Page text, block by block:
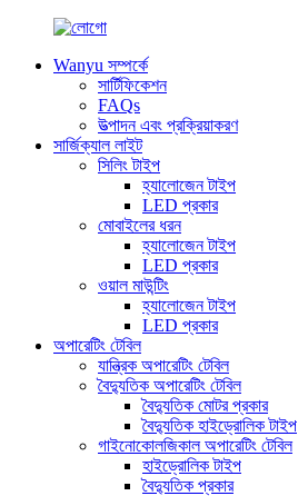
Wanyu সম্পর্কে
সার্টিফিকেশন
FAQs
উত্পাদন এবং প্রক্রিয়াকরণ
সার্জিক্যাল লাইট
সিলিং টাইপ
হ্যালোজেন টাইপ
LED প্রকার
মোবাইলের ধরন
হ্যালোজেন টাইপ
LED প্রকার
ওয়াল মাউন্টিং
হ্যালোজেন টাইপ
LED প্রকার
অপারেটিং টেবিল
যান্ত্রিক অপারেটিং টেবিল
বৈদ্যুতিক অপারেটিং টেবিল
বৈদ্যুতিক মোটর প্রকার
বৈদ্যুতিক হাইড্রোলিক টাইপ
গাইনোকোলজিকাল অপারেটিং টেবিল
হাইড্রোলিক টাইপ
বৈদ্যুতিক প্রকার